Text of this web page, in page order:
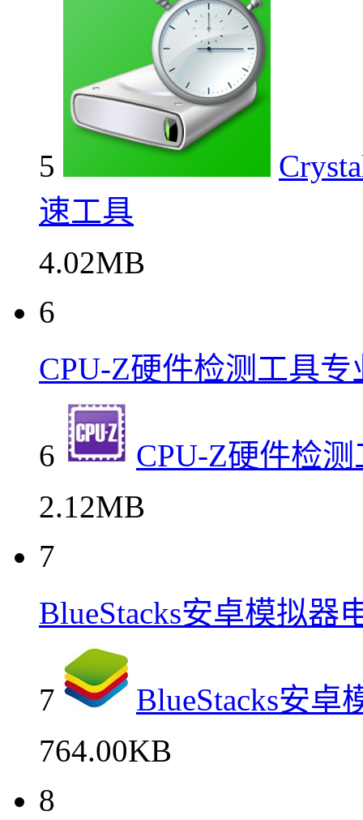
5
速工具
4.02MB
6
CPU-Z硬件检测工具
6
CPU-Z硬件检
2.12MB
7
BlueStacks安卓模拟器
7
BlueStacks安
764.00KB
8